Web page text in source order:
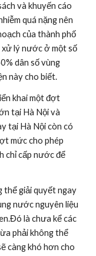
và khuyến cáo
quá nặng nên
của thành phố
lý nước ở một số
dân số vùng
này cho biết.
tại Hà Nội và
tại Hà Nội còn có
mức cho phép
chỉ cấp nước để
nước nguyên liệu
là chưa kể các
phải không thể
càng khó hơn cho